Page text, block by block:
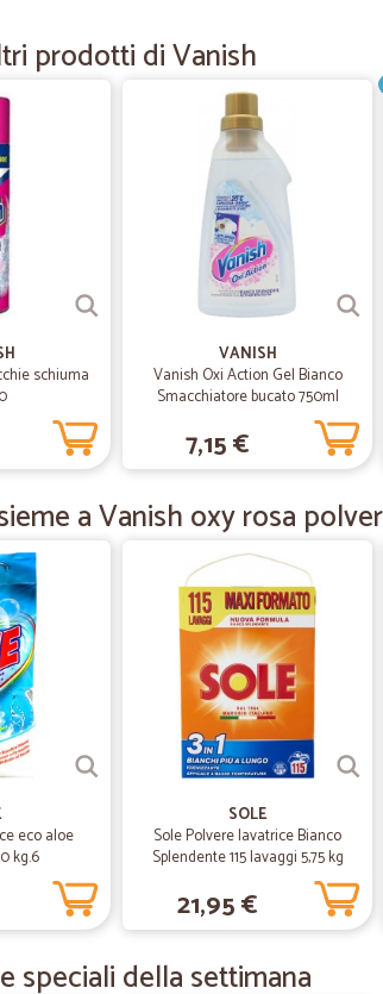
Ottima esperienza, merce
Ottimo prodotto, merce arrivata
Massima puntualità’ e
—Maurizio E.
Molto veloci nella spedizione
Molto veloci nella spedizione !
Prodotti di ottima qualità..
Prodotti di ottima qualità...
calcio.....sicuramente riaquisto
Katia S.
ottimo servizio
accuratamente rivestiti con
selezionato Sono stata molto
Maria
Servizio utile, essenziale in
prodotti di Vanish
schiuma
VANISH
Vanish Oxi Action Gel Bianco
Smacchiatore bucato 750ml
7,15 €
a Vanish oxy rosa
eco aloe
kg.6
SOLE
Sole Polvere lavatrice Bianco
Splendente 115 lavaggi 5,75 kg
21,95 €
speciali della settimana